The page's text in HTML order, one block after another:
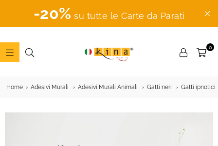
-20% su tutte le Carte da Parati
0
Home Adesivi Murali Adesivi Murali Animali Gatti neri Gatti ipnotici